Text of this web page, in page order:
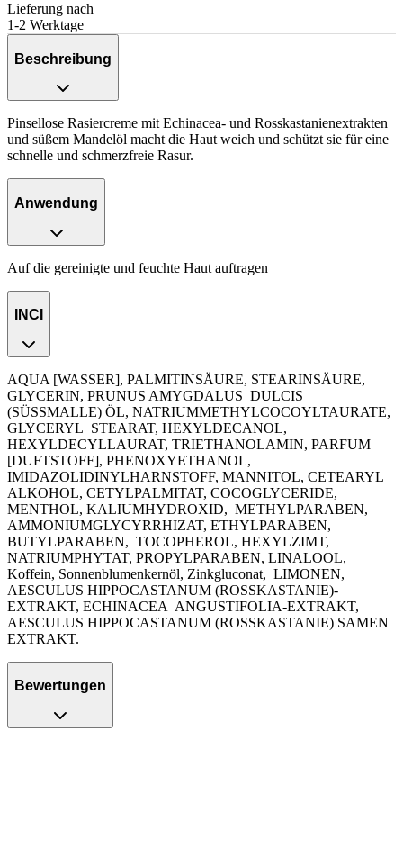
Lieferung nach
1-2 Werktage
Beschreibung
Pinsellose Rasiercreme mit Echinacea- und Rosskastanienextrakten
und süßem Mandelöl macht die Haut weich und schützt sie für eine
schnelle und schmerzfreie Rasur.
Anwendung
Auf die gereinigte und feuchte Haut auftragen
INCI
AQUA [WASSER], PALMITINSÄURE, STEARINSÄURE,
GLYCERIN, PRUNUS AMYGDALUS DULCIS
(SÜSSMALLE) ÖL, NATRIUMMETHYLCOCOYLTAURATE,
GLYCERYL STEARAT, HEXYLDECANOL,
HEXYLDECYLLAURAT, TRIETHANOLAMIN, PARFUM
[DUFTSTOFF], PHENOXYETHANOL,
IMIDAZOLIDINYLHARNSTOFF, MANNITOL, CETEARYL
ALKOHOL, CETYLPALMITAT, COCOGLYCERIDE,
MENTHOL, KALIUMHYDROXID, METHYLPARABEN,
AMMONIUMGLYCYRRHIZAT, ETHYLPARABEN,
BUTYLPARABEN, TOCOPHEROL, HEXYLZIMT,
NATRIUMPHYTAT, PROPYLPARABEN, LINALOOL,
Koffein, Sonnenblumenkernöl, Zinkgluconat, LIMONEN,
AESCULUS HIPPOCASTANUM (ROSSKASTANIE)-
EXTRAKT, ECHINACEA ANGUSTIFOLIA-EXTRAKT,
AESCULUS HIPPOCASTANUM (ROSSKASTANIE) SAMEN
EXTRAKT.
Bewertungen